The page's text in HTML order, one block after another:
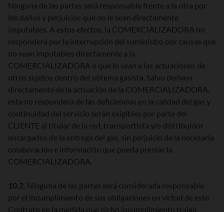
Ninguna de las partes será responsable frente a la otra por
los daños y perjuicios que no le sean directamente
imputables. A estos efectos, la COMERCIALIZADORA no
responderá por la interrupción del suministro por causas que
no sean imputables directamente a la
COMERCIALIZADORA o que lo sean a las actuaciones de
otros sujetos dentro del sistema gasista. Salvo deriven
directamente de la actuación de la COMERCIALIZADORA,
esta no responderá de las deficiencias en la calidad del gas y
continuidad del servicio serán exigibles por parte del
CLIENTE al titular de la red, transportista y/o distribuidor
encargados de la entrega del gas, sin perjuicio de la necesaria
colaboración e información que pueda prestar la
COMERCIALIZADORA.
10.2. Ninguna de las partes será considerada responsable
por el incumplimiento de sus obligaciones en virtud de este
Contrato en la medida que dicho incumplimiento traiga